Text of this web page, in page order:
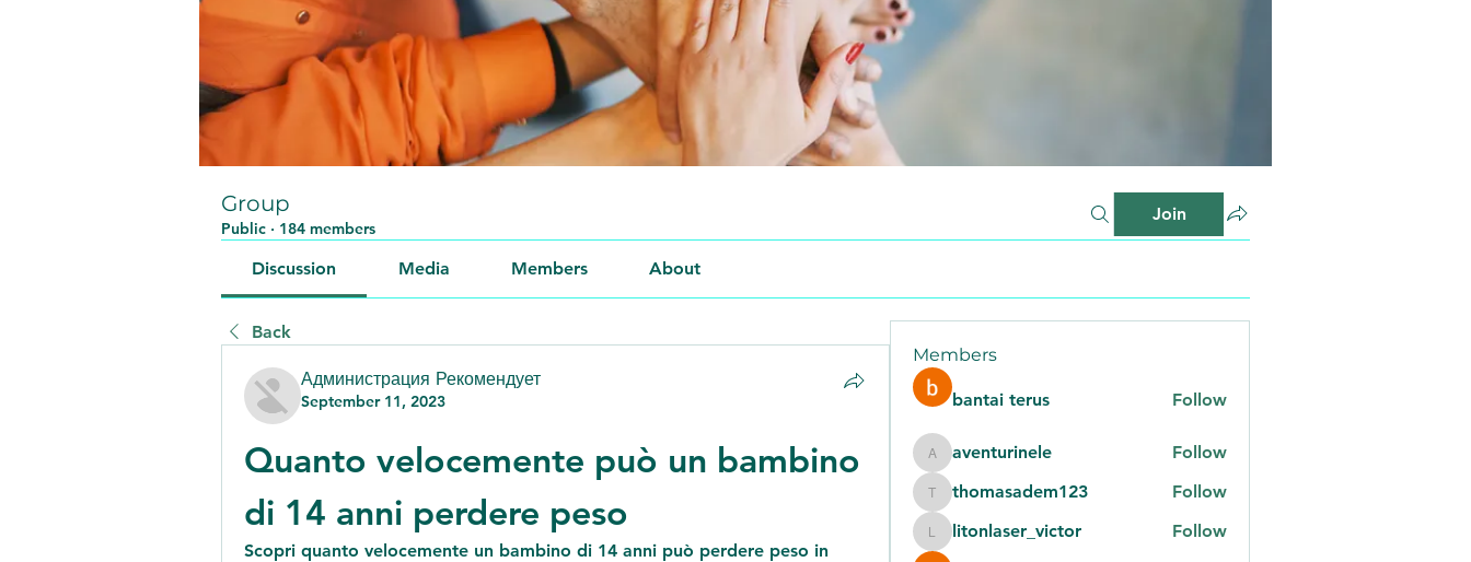
Group
Public · 184 members
Join
Discussion Media Members About
Back
Администрация Рекомендует
September 11, 2023
Quanto velocemente può un bambino
di 14 anni perdere peso
Scopri quanto velocemente un bambino di 14 anni può perdere peso in
Members
bantai terus Follow
aventurinele
aventurinele Follow
thomasadem123
thomasadem123 Follow
litonlaser_victor
litonlaser_victor Follow